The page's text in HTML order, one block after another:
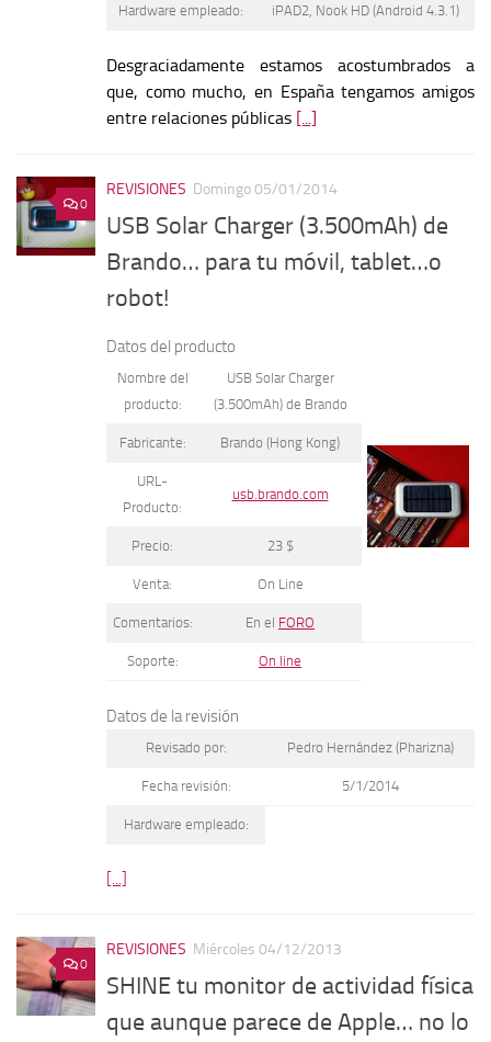
Hardware empleado: iPAD2, Nook HD (Android 4.3.1)
Desgraciadamente estamos acostumbrados a
que, como mucho, en España tengamos amigos
entre relaciones públicas [...]
0
REVISIONES Domingo 05/01/2014
USB Solar Charger (3.500mAh) de
Brando… para tu móvil, tablet…o
robot!
Datos del producto
Nombre del
producto:
USB Solar Charger
(3.500mAh) de Brando
Fabricante: Brando (Hong Kong)
URL-
Producto:
usb.brando.com
Precio: 23 $
Venta: On Line
Comentarios: En el FORO
Soporte: On line
Datos de la revisión
Revisado por: Pedro Hernández (Pharizna)
Fecha revisión: 5/1/2014
Hardware empleado:
[...]
0
REVISIONES Miércoles 04/12/2013
SHINE tu monitor de actividad física
que aunque parece de Apple… no lo